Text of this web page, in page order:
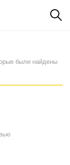
были найдены